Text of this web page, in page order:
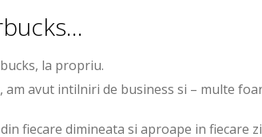
la propriu.
am avut intilniri de business si – multe
fiecare dimineata si aproape in fiecare